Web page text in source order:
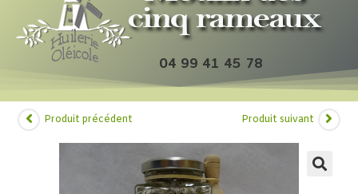
04 99 41 45 78
Produit précédent Produit suivant